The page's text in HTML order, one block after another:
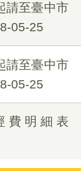
請至臺中市
05-25
請至臺中市
05-25
費明細表